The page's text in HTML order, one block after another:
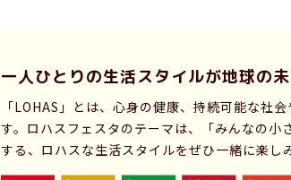
一人ひとりの生活スタイルが地球の
「LOHAS」とは、心身の健康、持続可能な社
す。ロハスフェスタのテーマは、「みんなの
する、ロハスな生活スタイルをぜひ一緒に楽し